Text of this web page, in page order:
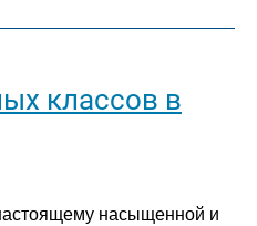
классов в
насыщенной и